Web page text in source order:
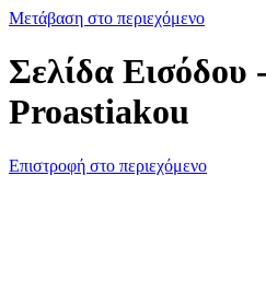
Μετάβαση στο περιεχόμενο
Σελίδα Εισόδου
Proastiakou
Επιστροφή στο περιεχόμενο